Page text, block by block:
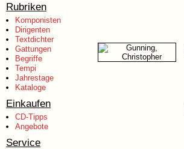
Rubriken
Komponisten
Dirigenten
Textdichter
Gattungen
Begriffe
Tempi
Jahrestage
Kataloge
Einkaufen
CD-Tipps
Angebote
Service